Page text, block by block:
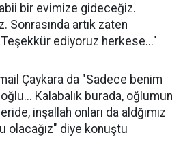
bir evimize gideceğiz.
Sonrasında artık zaten
ediyoruz herkese..."
Çaykara da "Sadece benim
Kalabalık burada, oğlumun
inşallah onları da aldğımız
olacağız" diye konuştu